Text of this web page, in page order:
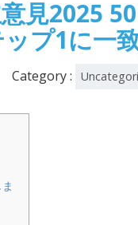
見2025
プ1に一
Category :